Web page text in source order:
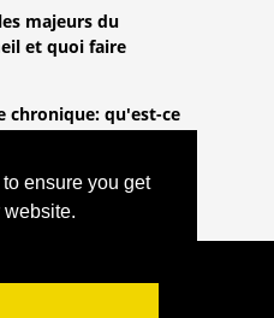
ensure you get
website.
majeurs du
et quoi faire
chronique: qu'est-ce
2026